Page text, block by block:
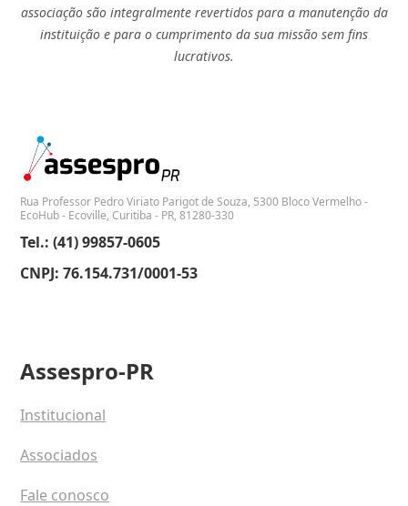
associação são integralmente revertidos para a manutenção da
instituição e para o cumprimento da sua missão sem fins
lucrativos.
Rua Professor Pedro Viriato Parigot de Souza, 5300 Bloco Vermelho -
EcoHub - Ecoville, Curitiba - PR, 81280-330
Tel.: (41) 99857-0605
CNPJ: 76.154.731/0001-53
Assespro-PR
Institucional
Associados
Fale conosco